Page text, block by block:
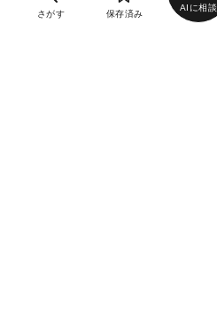
さがす 保存済み
AIに相談